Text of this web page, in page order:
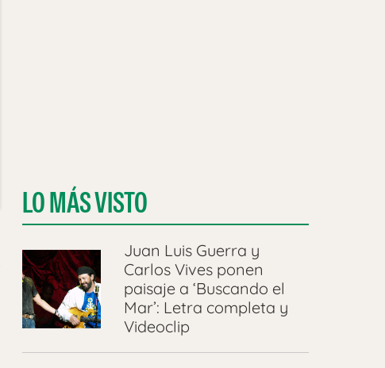
LO MÁS VISTO
Juan Luis Guerra y
Carlos Vives ponen
paisaje a ‘Buscando el
Mar’: Letra completa y
Videoclip